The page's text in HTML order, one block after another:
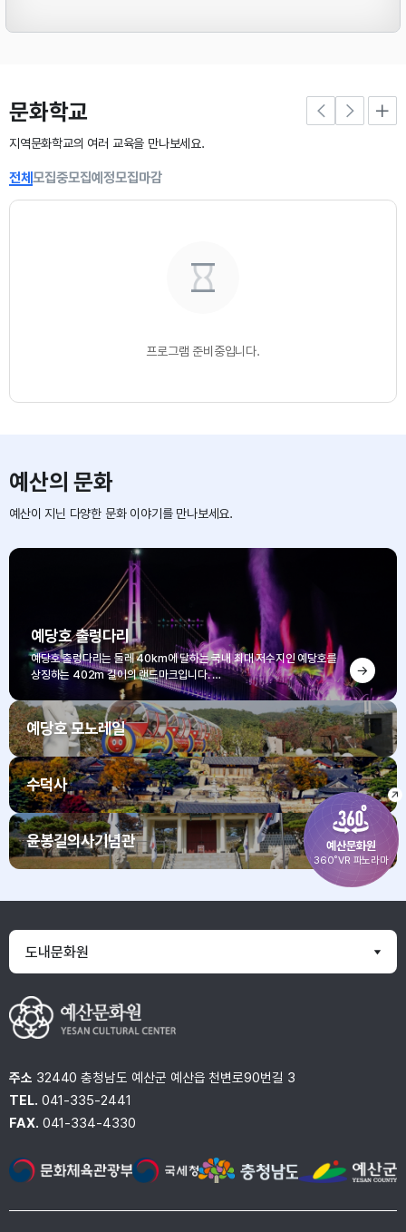
■ 접수방법
온라인(https://naver.me/GT4D3ARS), 이메일, 우편·방문 접수
※ 참가부문, 작품규격, 시상내역, 대회일정, 수상작 전시 등 자세한 사항은 첨부된
포스터를 반드시 확인해 주시기 바랍니다.
문화학교
지역문화학교의 여러 교육을 만나보세요.
전체모집중모집예정모집마감
프로그램 준비중입니다.
예산의 문화
예산이 지닌 다양한 문화 이야기를 만나보세요.
예당호 출렁다리
예당호 출렁다리는 둘레 40km에 달하는 국내 최대 저수지인 예당호를
상징하는 402m 길이의 랜드마크입니다.
아름다운 호수 경관과 함께, 감미로운 음악에 맞춰 다채로운 물줄기와 빛
이 어우러지는 음악분수 공연을 즐길 수 있습니다.
예당호 모노레일
수덕사
윤봉길의사기념관 예산문화원
360˚VR 파노라마
주소 32440 충청남도 예산군 예산읍 천변로90번길 3
TEL. 041-335-2441
FAX. 041-334-4330
도내문화원